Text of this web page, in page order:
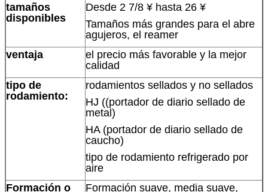
tamaños
disponibles
Desde 2 7/8 ¥ hasta 26 ¥
Tamaños más grandes para el abre
agujeros, el reamer
ventaja
el precio más favorable y la mejor
calidad
tipo de
rodamiento:
rodamientos sellados y no sellados
HJ ((portador de diario sellado de
metal)
HA (portador de diario sellado de
caucho)
tipo de rodamiento refrigerado por
aire
Formación o
Formación suave, media suave,